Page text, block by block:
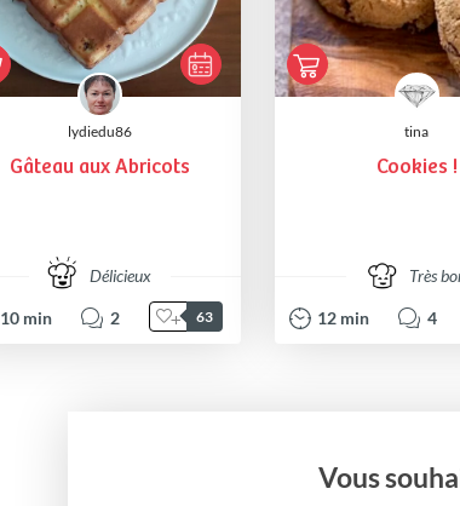
lydiedu86
Gâteau aux Abricots
Délicieux
10 min 2 63
tina
Cookies !
Très
12 min 4
Vous